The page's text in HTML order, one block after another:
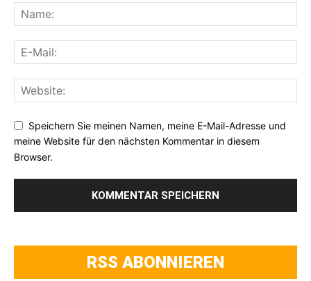
Speichern Sie meinen Namen, meine E-Mail-Adresse und
meine Website für den nächsten Kommentar in diesem
Browser.
RSS ABONNIEREN